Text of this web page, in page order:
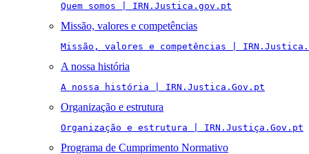
Quem somos | IRN.Justica.gov.pt
Missão, valores e competências
Missão, valores e competências |
A nossa história
A nossa história | IRN.Justica.Gov.pt
Organização e estrutura
Organização e estrutura | IRN.Justiça.Gov.pt
Programa de Cumprimento Normativo